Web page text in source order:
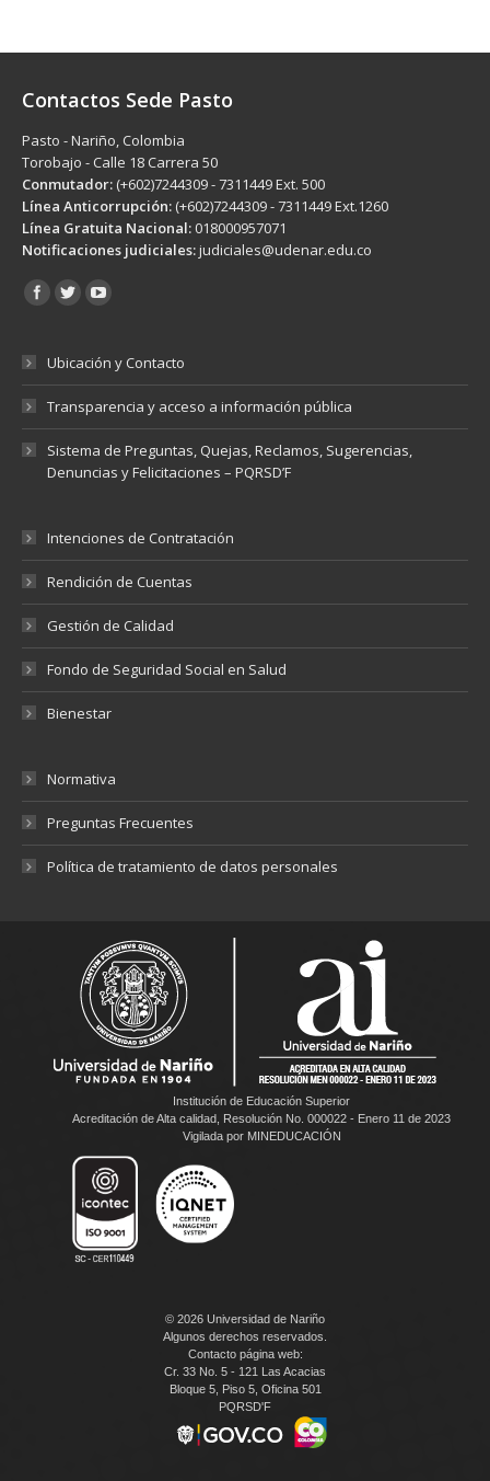
Contactos Sede Pasto
Pasto - Nariño, Colombia
Torobajo - Calle 18 Carrera 50
Conmutador: (+602)7244309 - 7311449 Ext. 500
Línea Anticorrupción: (+602)7244309 - 7311449 Ext.1260
Línea Gratuita Nacional: 018000957071
Notificaciones judiciales:judiciales@udenar.edu.co
Encuéntranos en:
Ubicación y Contacto
Transparencia y acceso a información pública
Sistema de Preguntas, Quejas, Reclamos, Sugerencias,
Denuncias y Felicitaciones – PQRSD’F
Intenciones de Contratación
Rendición de Cuentas
Gestión de Calidad
Fondo de Seguridad Social en Salud
Bienestar
Normativa
Preguntas Frecuentes
Política de tratamiento de datos personales
Institución de Educación Superior
Acreditación de Alta calidad, Resolución No. 000022 - Enero 11 de 2023
Vigilada por MINEDUCACIÓN
© 2026 Universidad de Nariño
Algunos derechos reservados.
Contacto página web:
Cr. 33 No. 5 - 121 Las Acacias
Bloque 5, Piso 5, Oficina 501
PQRSD'F